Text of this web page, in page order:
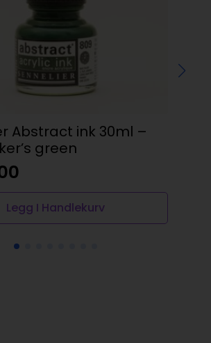
Abstract ink 30ml –
green
Legg I Handlekurv